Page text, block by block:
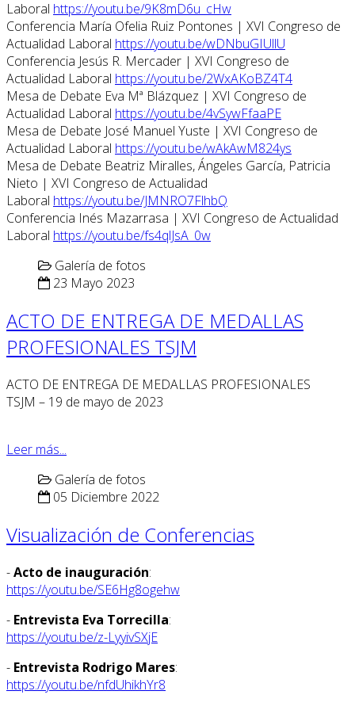
Laboral https://youtu.be/9K8mD6u_cHw
Conferencia María Ofelia Ruiz Pontones | XVI Congreso de
Actualidad Laboral https://youtu.be/wDNbuGIUllU
Conferencia Jesús R. Mercader | XVI Congreso de
Actualidad Laboral https://youtu.be/2WxAKoBZ4T4
Mesa de Debate Eva Mª Blázquez | XVI Congreso de
Actualidad Laboral https://youtu.be/4vSywFfaaPE
Mesa de Debate José Manuel Yuste | XVI Congreso de
Actualidad Laboral https://youtu.be/wAkAwM824ys
Mesa de Debate Beatriz Miralles, Ángeles García, Patricia
Nieto | XVI Congreso de Actualidad
Laboral https://youtu.be/JMNRO7FlhbQ
Conferencia Inés Mazarrasa | XVI Congreso de Actualidad
Laboral https://youtu.be/fs4qlJsA_0w
Galería de fotos
23 Mayo 2023
ACTO DE ENTREGA DE MEDALLAS
PROFESIONALES TSJM
ACTO DE ENTREGA DE MEDALLAS PROFESIONALES
TSJM – 19 de mayo de 2023
Leer más...
Galería de fotos
05 Diciembre 2022
Visualización de Conferencias
-Acto de inauguración:
https://youtu.be/SE6Hg8ogehw
- Entrevista Eva Torrecilla:
https://youtu.be/z-LyyivSXjE
- Entrevista Rodrigo Mares:
https://youtu.be/nfdUhikhYr8